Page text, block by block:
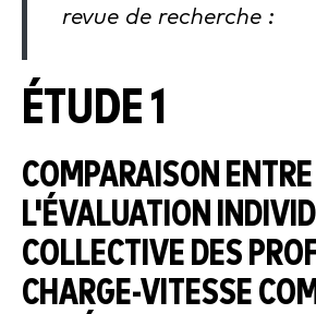
revue de recherche :
ÉTUDE 1
COMPARAISON ENTRE
L'ÉVALUATION
COLLECTIVE DES
CHARGE-VITESSE